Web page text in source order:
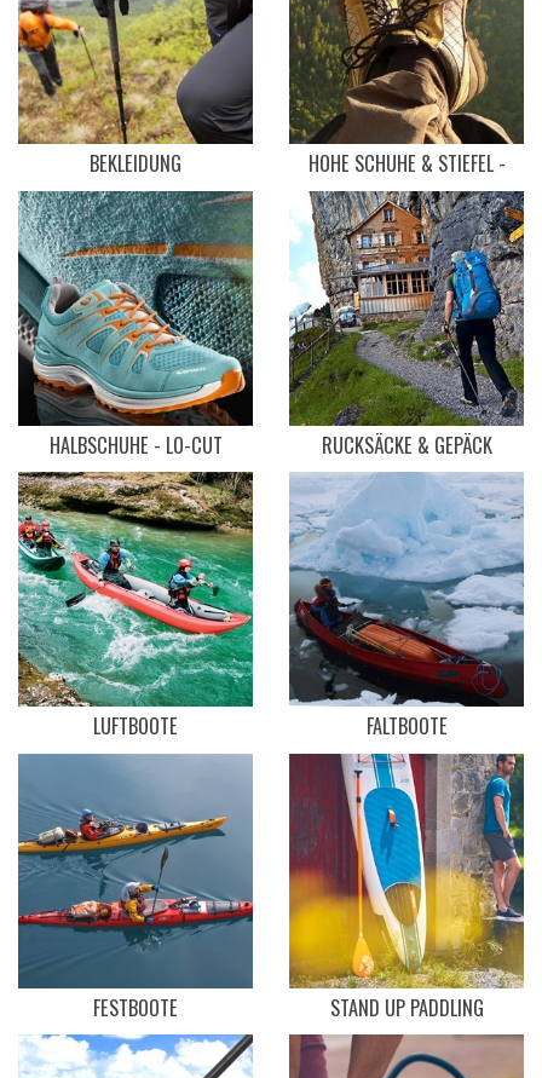
BEKLEIDUNG
HOHE SCHUHE & STIEFEL -
MID-CUT
HALBSCHUHE - LO-CUT RUCKSÄCKE & GEPÄCK
LUFTBOOTE FALTBOOTE
FESTBOOTE STAND UP PADDLING